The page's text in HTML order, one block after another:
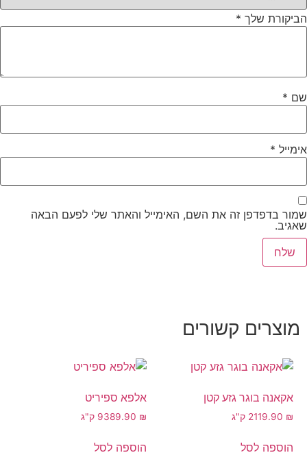
הביקורת שלך *
שם *
אימייל *
שמור בדפדפן זה את השם, האימייל והאתר שלי לפעם הבאה
שאגיב.
מוצרים קשורים
אקאנה בוגר גזע קטן
119.90 ₪ 2 ק"ג
הוספה לסל
אלפא ספיריט
389.90 ₪ 9 ק"ג
הוספה לסל